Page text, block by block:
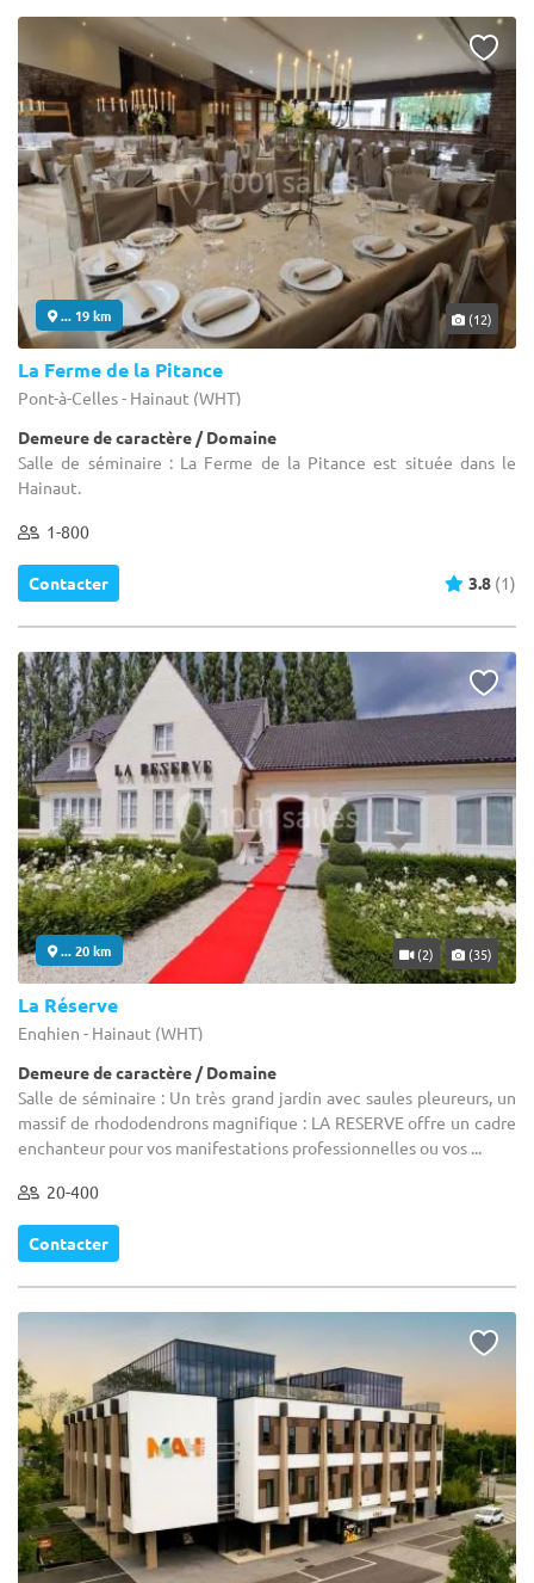
... 19 km (12)
La Ferme de la Pitance
Pont-à-Celles - Hainaut (WHT)
Demeure de caractère / Domaine
Salle de séminaire : La Ferme de la Pitance est située dans le
Hainaut.
1-800
Contacter 3.8 (1)
... 20 km (2) (35)
La Réserve
Enghien - Hainaut (WHT)
Demeure de caractère / Domaine
Salle de séminaire : Un très grand jardin avec saules pleureurs, un
massif de rhododendrons magnifique : LA RESERVE offre un cadre
enchanteur pour vos manifestations professionnelles ou vos ...
20-400
Contacter